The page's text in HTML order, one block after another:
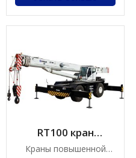
RT100 кран
повышенной
Краны повышенной